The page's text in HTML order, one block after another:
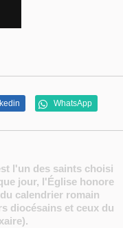
WhatsApp
l'un des saints choisi
jour, l'Église honore
calendrier romain
diocésains et ceux du